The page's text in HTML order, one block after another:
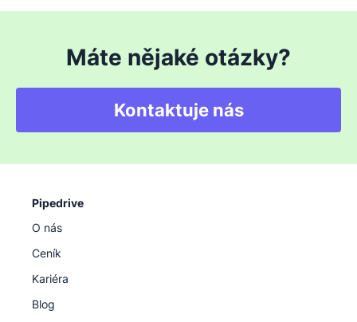
Máte nějaké otázky?
Kontaktuje nás
Pipedrive
O nás
Ceník
Kariéra
Blog